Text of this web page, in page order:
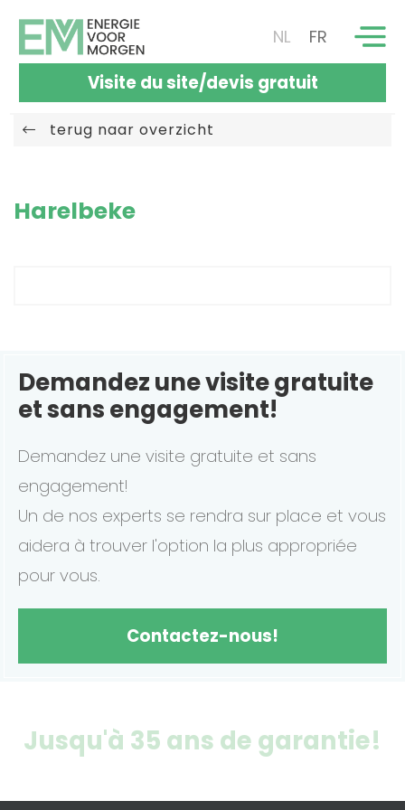
NL FR
Visite du site/devis gratuit
terug naar overzicht
Harelbeke
Demandez une visite gratuite
et sans engagement!
Demandez une visite gratuite et sans
engagement!
Un de nos experts se rendra sur place et vous
aidera à trouver l'option la plus appropriée
pour vous.
Contactez-nous!
Jusqu'à 35 ans de garantie!